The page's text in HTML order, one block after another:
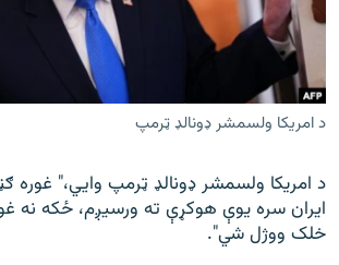
د امریکا ولسمشر ډونالډ ټرمپ
د امریکا ولسمشر ډونالډ ټرمپ وايي،" غوره
ایران سره یوې هوکړې ته ورسیږم، ځکه نه
خلک ووژل شي".